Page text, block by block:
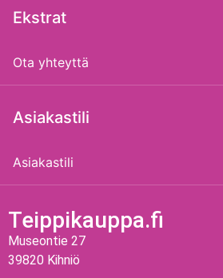
Ekstrat
Ota yhteyttä
Asiakastili
Asiakastili
Teippikauppa.fi
Museontie 27
39820 Kihniö